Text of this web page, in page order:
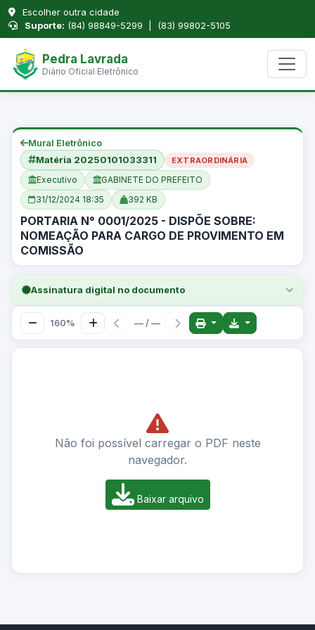
Escolher outra cidade
Suporte: (84) 98849-5299 | (83) 99802-5105
Pedra Lavrada
Diário Oficial Eletrônico
Mural Eletrônico
Matéria 20250101033311
EXTRAORDINÁRIA
Executivo
GABINETE DO PREFEITO
31/12/2024 18:35
392 KB
PORTARIA N° 0001/2025 - DISPÕE SOBRE:
NOMEAÇÃO PARA CARGO DE PROVIMENTO EM
COMISSÃO
Assinatura digital no documento
160% — / —
Não foi possível carregar o PDF neste
navegador.
Baixar arquivo